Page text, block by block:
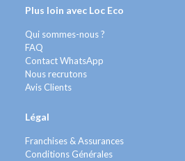
Plus loin avec Loc Eco
Qui sommes-nous ?
FAQ
Contact WhatsApp
Nous recrutons
Avis Clients
Légal
Franchises & Assurances
Conditions Générales